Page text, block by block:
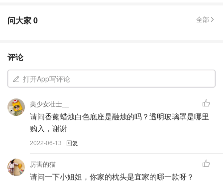
传统的丝绸工艺，在这个基础上
，融入很多流行元
的“太湖雪蚕桑文化园
区注重教育人们关于：
蚕桑丝绸的文化、蚕的一生、传统现代制丝工艺、抽丝剥绵、扎
染拓染、刺绣学堂、育蚕课堂等，把一棵桑、一只蚕、一粒茧、
一根丝、一匹绸串成一个故事，演绎江南地区的千年蚕桑文化。
问大家0 全部
评论
打开App写评论
美少女壮士__
请问香薰蜡烛白色底座是融烛的吗？透明玻璃罩是哪里
购入，谢谢
2022-06-13 · 回复
厉害的猫
请问一下小姐姐，你家的枕头是宜家的哪一款呀？